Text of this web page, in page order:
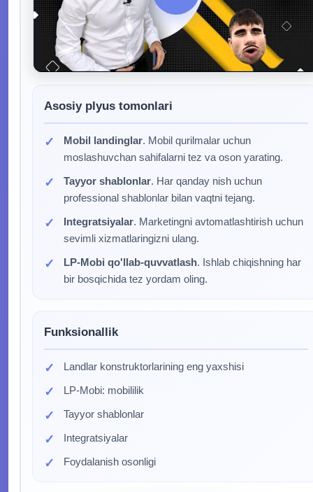
Asosiy plyus tomonlari
Mobil landinglar. Mobil qurilmalar uchun
moslashuvchan sahifalarni tez va oson yarating.
Tayyor shablonlar. Har qanday nish uchun
professional shablonlar bilan vaqtni tejang.
Integratsiyalar. Marketingni avtomatlashtirish uchun
sevimli xizmatlaringizni ulang.
LP-Mobi qo'llab-quvvatlash. Ishlab chiqishning har
bir bosqichida tez yordam oling.
Funksionallik
Landlar konstruktorlarining eng yaxshisi
LP-Mobi: mobililik
Tayyor shablonlar
Integratsiyalar
Foydalanish osonligi